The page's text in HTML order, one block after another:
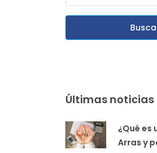
Últimas noticias
¿Qué es
Arras y